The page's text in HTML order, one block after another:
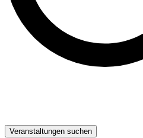
Veranstaltungen suchen